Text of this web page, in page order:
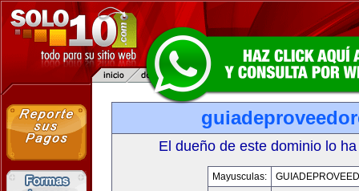
El dueño de este dominio lo
Mayusculas: